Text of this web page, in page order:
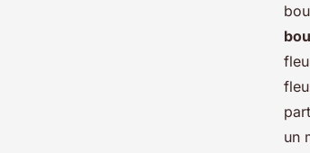
un